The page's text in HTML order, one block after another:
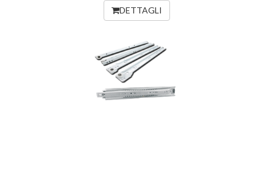
DETTAGLI